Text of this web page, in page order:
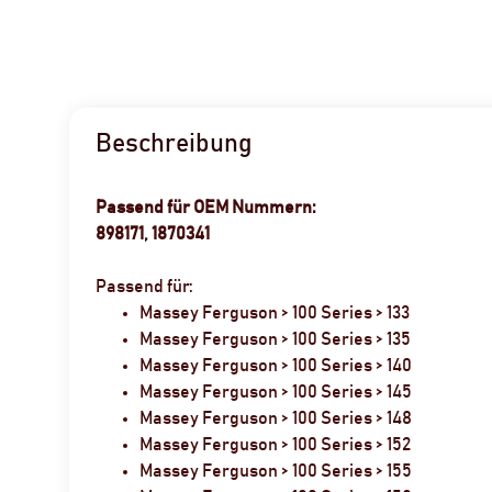
Beschreibung
Passend für OEM Nummern:
898171, 1870341
Passend für:
Massey Ferguson > 100 Series > 133
Massey Ferguson > 100 Series > 135
Massey Ferguson > 100 Series > 140
Massey Ferguson > 100 Series > 145
Massey Ferguson > 100 Series > 148
Massey Ferguson > 100 Series > 152
Massey Ferguson > 100 Series > 155